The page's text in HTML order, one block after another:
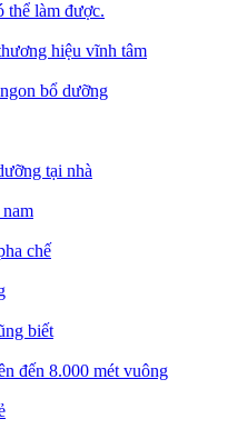
thể làm được.
hiệu vĩnh tâm
bổ dưỡng
tại nhà
chế
biết
đến 8.000 mét vuông